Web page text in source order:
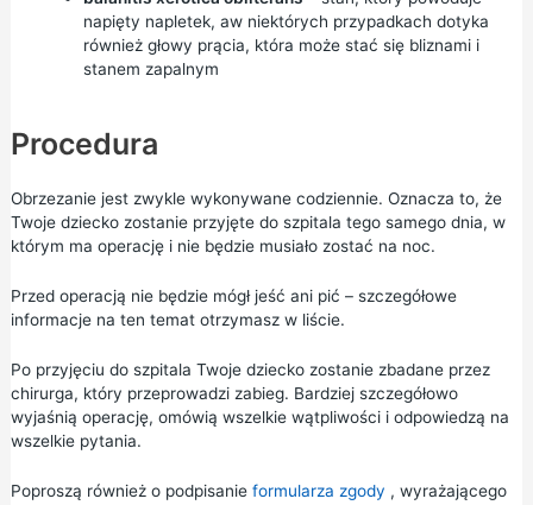
napięty napletek, aw niektórych przypadkach dotyka
również głowy prącia, która może stać się bliznami i
stanem zapalnym
Procedura
Obrzezanie jest zwykle wykonywane codziennie. Oznacza to, że
Twoje dziecko zostanie przyjęte do szpitala tego samego dnia, w
którym ma operację i nie będzie musiało zostać na noc.
Przed operacją nie będzie mógł jeść ani pić – szczegółowe
informacje na ten temat otrzymasz w liście.
Po przyjęciu do szpitala Twoje dziecko zostanie zbadane przez
chirurga, który przeprowadzi zabieg. Bardziej szczegółowo
wyjaśnią operację, omówią wszelkie wątpliwości i odpowiedzą na
wszelkie pytania.
Poproszą również o podpisanie formularza zgody , wyrażającego